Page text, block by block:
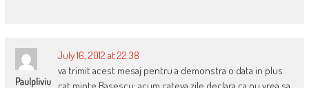
Paulpliviu
July 16, 2012 at 22:38
va trimit acest mesaj pentru a demonstra o data in plus